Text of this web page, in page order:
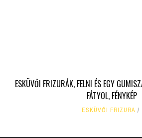
ESKÜVŐI FRIZURÁK, FELNI ÉS EGY
FÁTYOL, FÉNYKÉP
ESKÜVŐI FRIZURA